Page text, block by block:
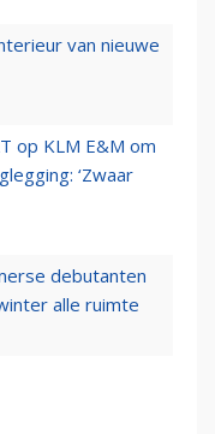
van nieuwe
op KLM E&M om
‘Zwaar
debutanten
alle ruimte